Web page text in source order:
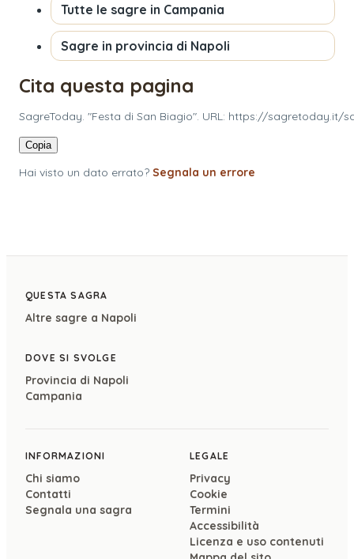
Tutte le sagre in Campania
Sagre in provincia di Napoli
Cita questa pagina
SagreToday. "Festa di San Biagio". URL: https://
Copia
Hai visto un dato errato? Segnala un errore
QUESTA SAGRA
Altre sagre a Napoli
DOVE SI SVOLGE
Provincia di Napoli
Campania
INFORMAZIONI
Chi siamo
Contatti
Segnala una sagra
LEGALE
Privacy
Cookie
Termini
Accessibilità
Licenza e uso contenuti